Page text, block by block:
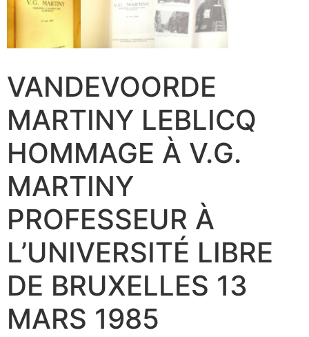
VANDEVOORDE
MARTINY LEBLICQ
HOMMAGE À V.G.
MARTINY
PROFESSEUR À
L’UNIVERSITÉ LIBRE
DE BRUXELLES 13
MARS 1985